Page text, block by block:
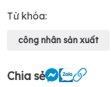
Từ khóa:
công nhân sản xuất
Chia sẻ